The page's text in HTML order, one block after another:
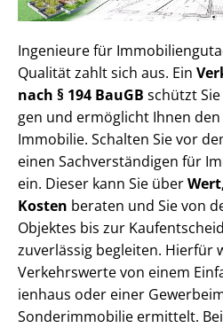
Ingenieure für
Qualität zahlt sich aus. Ein
nach § 194 BauGB schützt
gen und ermöglicht Ihnen
Immobilie. Schalten Sie vor
einen Sach­ver­stän­di­gen für
ein. Dieser kann Sie über
Kosten beraten und Sie von
Objektes bis zur
zuverlässig begleiten. Hierfür
Verkehrswerte von einem
i­en­haus oder einer
Sonderimmobilie ermittelt.